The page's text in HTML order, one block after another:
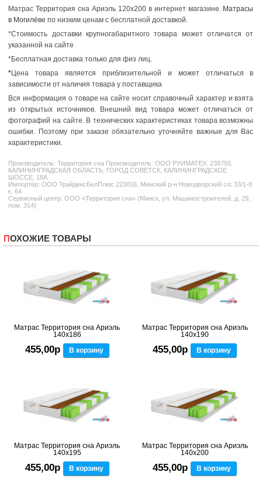
Матрас Территория сна Ариэль 120x200 в интернет магазине. Матрасы
в Могилёве по низким ценам с бесплатной доставкой.
*Стоимость доставки крупногабаритного товара может отличатся от
указанной на сайте
*Бесплатная доставка только для физ лиц.
*Цена товара является приблизительной и может отличаться в
зависимости от наличия товара у поставщика
Вся информация о товаре на сайте носит справочный характер и взята
из открытых источников. Внешний вид товара может отличаться от
фотографий на сайте. В технических характеристиках товара возможны
ошибки. Поэтому при заказе обязательно уточняйте важные для Вас
характеристики.
Производитель:Территория сна Производитель: ООО РУИМАТЕХ. 238750,
КАЛИНИНГРАДСКАЯ ОБЛАСТЬ, ГОРОД СОВЕТСК, КАЛИНИНГРАДСКОЕ
ШОССЕ, 18А.
Импортёр: ООО ТрайдексБелПлюс 223016, Минский р-н Новодворский с/с 33/1-8
к. 64
Сервисный центр: ООО «Территория сна» (Минск, ул. Машиностроителей, д. 29,
пом. 314)
ПОХОЖИЕ ТОВАРЫ
Матрас Территория сна Ариэль
140x186
455,00р В корзину
Матрас Территория сна Ариэль
140x190
455,00р В корзину
Матрас Территория сна Ариэль
140x195
455,00р В корзину
Матрас Территория сна Ариэль
140x200
455,00р В корзину